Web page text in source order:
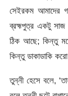
সেইরকম আমাদের
ব্রহ্মপুত্র একটু
ঠিক আছে; কিন্তু
কিন্তু ডাকাডাকি করো
তুন্নী হেসে বলে,